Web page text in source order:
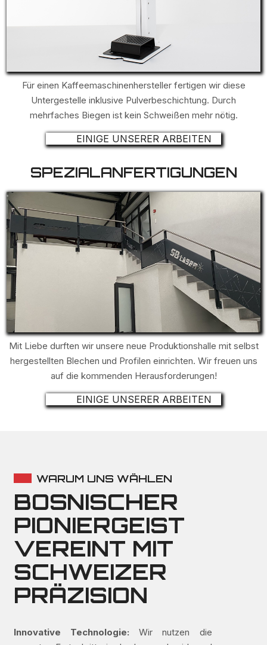
Für einen Kaffeemaschinenhersteller fertigen wir diese
Untergestelle inklusive Pulverbeschichtung. Durch
mehrfaches Biegen ist kein Schweißen mehr nötig.
EINIGE UNSERER ARBEITEN
SPEZIALANFERTIGUNGEN
Mit Liebe durften wir unsere neue Produktionshalle mit selbst
hergestellten Blechen und Profilen einrichten. Wir freuen uns
auf die kommenden Herausforderungen!
EINIGE UNSERER ARBEITEN
WARUM UNS WÄHLEN
BOSNISCHER
PIONIERGEIST
VEREINT MIT
SCHWEIZER
PRÄZISION
Innovative Technologie: Wir nutzen die